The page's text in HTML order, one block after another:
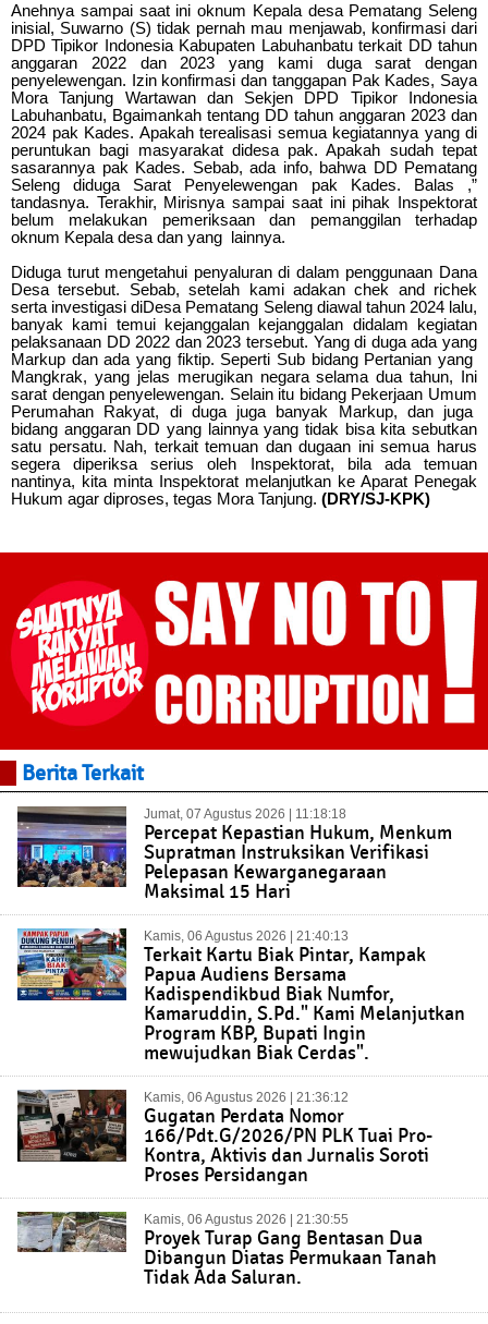
Anehnya sampai saat ini oknum Kepala desa Pematang Seleng
inisial, Suwarno (S) tidak pernah mau menjawab, konfirmasi dari
DPD Tipikor Indonesia Kabupaten Labuhanbatu terkait DD tahun
anggaran 2022 dan 2023 yang kami duga sarat dengan
penyelewengan. Izin konfirmasi dan tanggapan Pak Kades, Saya
Mora Tanjung Wartawan dan Sekjen DPD Tipikor Indonesia
Labuhanbatu, Bgaimankah tentang DD tahun anggaran 2023 dan
2024 pak Kades. Apakah terealisasi semua kegiatannya yang di
peruntukan bagi masyarakat didesa pak. Apakah sudah tepat
sasarannya pak Kades. Sebab, ada info, bahwa DD Pematang
Seleng diduga Sarat Penyelewengan pak Kades. Balas ,”
tandasnya. Terakhir, Mirisnya sampai saat ini pihak Inspektorat
belum melakukan pemeriksaan dan pemanggilan terhadap
oknum Kepala desa dan yang lainnya.
Diduga turut mengetahui penyaluran di dalam penggunaan Dana
Desa tersebut. Sebab, setelah kami adakan chek and richek
serta investigasi diDesa Pematang Seleng diawal tahun 2024 lalu,
banyak kami temui kejanggalan kejanggalan didalam kegiatan
pelaksanaan DD 2022 dan 2023 tersebut. Yang di duga ada yang
Markup dan ada yang fiktip. Seperti Sub bidang Pertanian yang
Mangkrak, yang jelas merugikan negara selama dua tahun, Ini
sarat dengan penyelewengan. Selain itu bidang Pekerjaan Umum
Perumahan Rakyat, di duga juga banyak Markup, dan juga
bidang anggaran DD yang lainnya yang tidak bisa kita sebutkan
satu persatu. Nah, terkait temuan dan dugaan ini semua harus
segera diperiksa serius oleh Inspektorat, bila ada temuan
nantinya, kita minta Inspektorat melanjutkan ke Aparat Penegak
Hukum agar diproses, tegas Mora Tanjung. (DRY/SJ-KPK)
Berita Terkait
Jumat, 07 Agustus 2026 | 11:18:18
Percepat Kepastian Hukum, Menkum
Supratman Instruksikan Verifikasi
Pelepasan Kewarganegaraan
Maksimal 15 Hari
Kamis, 06 Agustus 2026 | 21:40:13
Terkait Kartu Biak Pintar, Kampak
Papua Audiens Bersama
Kadispendikbud Biak Numfor,
Kamaruddin, S.Pd." Kami Melanjutkan
Program KBP, Bupati Ingin
mewujudkan Biak Cerdas".
Kamis, 06 Agustus 2026 | 21:36:12
Gugatan Perdata Nomor
166/Pdt.G/2026/PN PLK Tuai Pro-
Kontra, Aktivis dan Jurnalis Soroti
Proses Persidangan
Kamis, 06 Agustus 2026 | 21:30:55
Proyek Turap Gang Bentasan Dua
Dibangun Diatas Permukaan Tanah
Tidak Ada Saluran.